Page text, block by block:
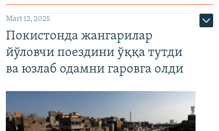
Mart 12, 2025
Покистонда жангарилар
йўловчи поездини ўққа тутди
ва юзлаб одамни гаровга олди